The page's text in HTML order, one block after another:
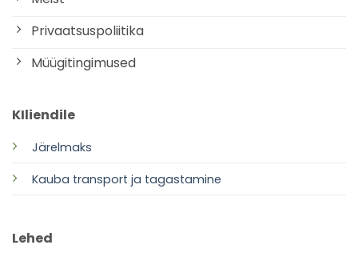
KIliendile
Järelmaks
Kauba transport ja tagastamine
Lehed
Privaatsuspoliitika
Müügitingimused